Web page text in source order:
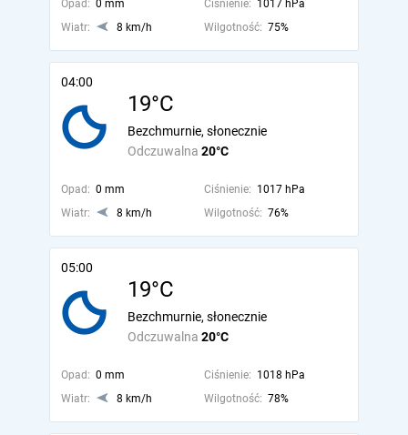
Opad: 0 mm Ciśnienie: 1017 hPa
Wiatr:
8 km/h Wilgotność: 75%
04:00
19°C
Odczuwalna 20°C
Bezchmurnie, słonecznie
Opad: 0 mm Ciśnienie: 1017 hPa
Wiatr:
8 km/h Wilgotność: 76%
05:00
19°C
Odczuwalna 20°C
Bezchmurnie, słonecznie
Opad: 0 mm Ciśnienie: 1018 hPa
Wiatr:
8 km/h Wilgotność: 78%